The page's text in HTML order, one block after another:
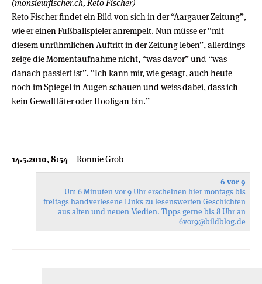
(monsieurfischer.ch, Reto Fischer)
Reto Fischer findet ein Bild von sich in der “Aargauer Zeitung”,
wie er einen Fußballspieler anrempelt. Nun müsse er “mit
diesem unrühmlichen Auftritt in der Zeitung leben”, allerdings
zeige die Momentaufnahme nicht, “was davor” und “was
danach passiert ist”. “Ich kann mir, wie gesagt, auch heute
noch im Spiegel in Augen schauen und weiss dabei, dass ich
kein Gewalttäter oder Hooligan bin.”
14.5.2010, 8:54 Ronnie Grob
6 vor 9
Um 6 Minuten vor 9 Uhr erscheinen hier montags bis
freitags handverlesene Links zu lesenswerten Geschichten
aus alten und neuen Medien. Tipps gerne bis 8 Uhr an
6vor9@bildblog.de